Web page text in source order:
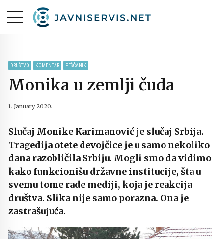
DRUŠTVO KOMENTAR PEŠČANIK
Monika u zemlji čuda
1. January 2020.
Slučaj Monike Karimanović je slučaj Srbija.
Tragedija otete devojčice je u samo nekoliko
dana razobličila Srbiju. Mogli smo da vidimo
kako funkcionišu državne institucije, šta u
svemu tome rade mediji, koja je reakcija
društva. Slika nije samo porazna. Ona je
zastrašujuća.